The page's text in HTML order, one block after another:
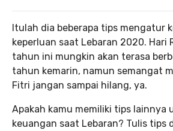
Itulah dia beberapa tips mengatur
keperluan saat Lebaran 2020. Hari
tahun ini mungkin akan terasa
tahun kemarin, namun semangat
Fitri jangan sampai hilang, ya.
Apakah kamu memiliki tips lainnya
keuangan saat Lebaran? Tulis tips